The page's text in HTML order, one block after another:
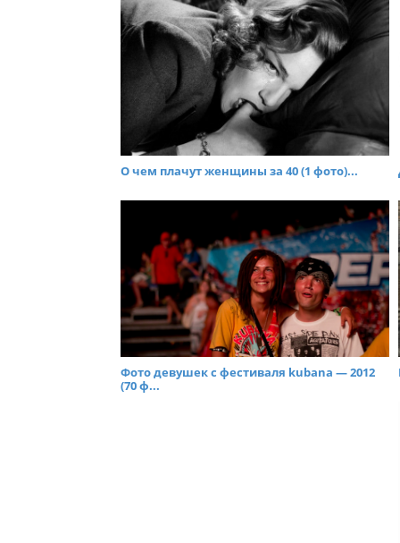
О чем плачут женщины за 40 (1 фото)...
Фото девушек с фестиваля kubana — 2012
(70 ф...